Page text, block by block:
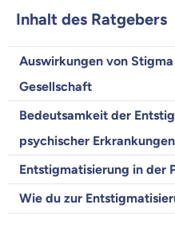
Inhalt des Ratgebers
Auswirkungen von
Gesellschaft
Bedeutsamkeit der
psychischer Erkrankungen
Entstigmatisierung in der
Wie du zur
Versicherung
Beamten
Versicherung